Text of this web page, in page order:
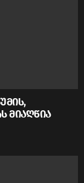
მიაღწია